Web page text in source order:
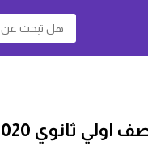
في مصر – اجابات